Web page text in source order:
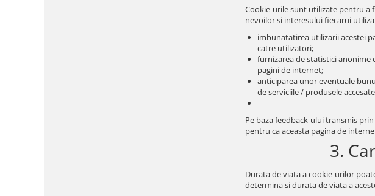
Cookie-urile sunt utilizate pentru a
nevoilor si interesului fiecarui
imbunatatirea utilizarii acestei
catre utilizatori;
furnizarea de statistici anonime
pagini de internet;
anticiparea unor eventuale
de serviciile / produsele
Pe baza feedback-ului transmis
pentru ca aceasta pagina de
3.
Durata de viata a cookie-urilor
determina si durata de viata a